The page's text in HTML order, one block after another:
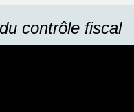
contrôle fiscal